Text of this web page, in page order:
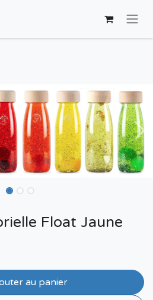
Float Jaune
au panier